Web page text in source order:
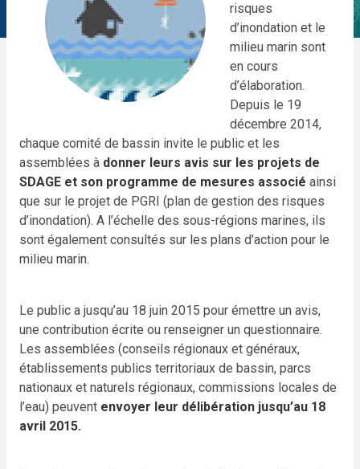
risques
d’inondation et le
milieu marin sont
en cours
d’élaboration.
Depuis le 19
décembre 2014,
chaque comité de bassin invite le public et les
assemblées à donner leurs avis sur les projets de
SDAGE et son programme de mesures associé ainsi
que sur le projet de PGRI (plan de gestion des risques
d’inondation). A l’échelle des sous-régions marines, ils
sont également consultés sur les plans d’action pour le
milieu marin.
Le public a jusqu’au 18 juin 2015 pour émettre un avis,
une contribution écrite ou renseigner un questionnaire.
Les assemblées (conseils régionaux et généraux,
établissements publics territoriaux de bassin, parcs
nationaux et naturels régionaux, commissions locales de
l’eau) peuvent envoyer leur délibération jusqu’au 18
avril 2015.